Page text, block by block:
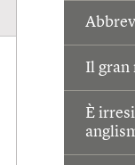
Il gran
È